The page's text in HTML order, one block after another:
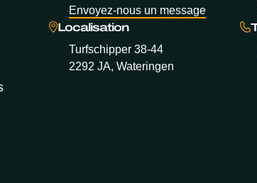
Envoyez-nous un message
Localisation
Turfschipper 38-44
2292 JA, Wateringen